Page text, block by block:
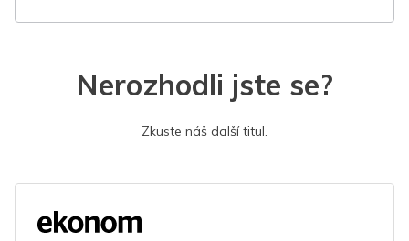
Nerozhodli jste se?
Zkuste náš další titul.